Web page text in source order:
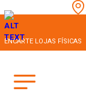
ENCARTE LOJAS FÍSICAS